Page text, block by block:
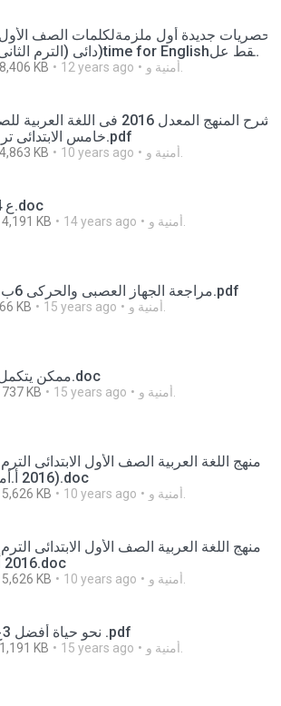
حصريات جديدة أول ملزمةلكلمات الصف الأول
ى مدونة نهضة مصر التعليمية.pdf
8,406 KB 12 years ago
شرح المنهج المعدل 2016 فى اللغة
خامس الابتدائى ترم ثانى.pdf
4,863 KB 10 years ago
ع 4 ت 2.doc
4,191 KB 14 years ago
مراجعة الجهاز العصبى والحركى 6ب ترم 1.pdf
66 KB 15 years ago
ممكن يتكمل عليها.doc
737 KB 15 years ago
منهج اللغة العربية الصف الأول الابتدائى الترم
2016 أ.أمنية (1).doc
5,626 KB 10 years ago
منهج اللغة العربية الصف الأول الابتدائى الترم
2016 أ.أمنية.doc
5,626 KB 10 years ago
نحو حياة أفضل 3ع ت 2 .pdf
1,191 KB 15 years ago